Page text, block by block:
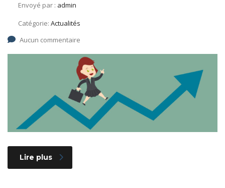
Envoyé par : admin
Catégorie: Actualités
Aucun commentaire
Lire plus